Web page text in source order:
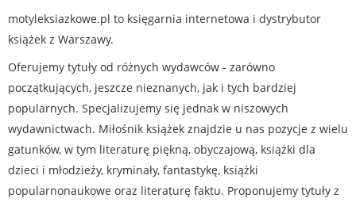
motyleksiazkowe.pl to księgarnia internetowa i dystrybutor
książek z Warszawy.
Oferujemy tytuły od różnych wydawców - zarówno
początkujących, jeszcze nieznanych, jak i tych bardziej
popularnych. Specjalizujemy się jednak w niszowych
wydawnictwach. Miłośnik książek znajdzie u nas pozycje z wielu
gatunków, w tym literaturę piękną, obyczajową, książki dla
dzieci i młodzieży, kryminały, fantastykę, książki
popularnonaukowe oraz literaturę faktu. Proponujemy tytuły z